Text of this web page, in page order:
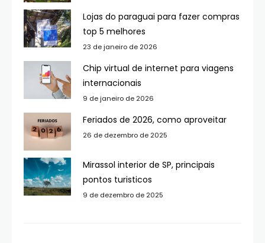
Lojas do paraguai para fazer compras
top 5 melhores
23 de janeiro de 2026
Chip virtual de internet para viagens
internacionais
9 de janeiro de 2026
Feriados de 2026, como aproveitar
26 de dezembro de 2025
Mirassol interior de SP, principais
pontos turisticos
9 de dezembro de 2025